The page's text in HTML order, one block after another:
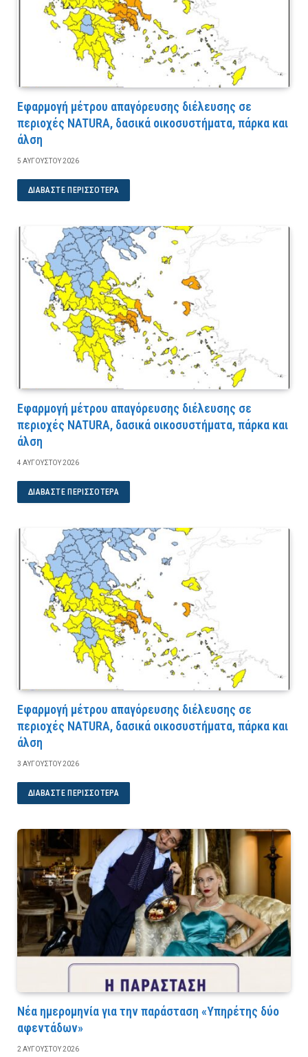
Εφαρμογή μέτρου απαγόρευσης διέλευσης σε
περιοχές NATURA, δασικά οικοσυστήματα, πάρκα και
άλση
5 ΑΥΓΟΎΣΤΟΥ 2026
ΔΙΑΒΆΣΤΕ ΠΕΡΙΣΣΌΤΕΡΑ
Εφαρμογή μέτρου απαγόρευσης διέλευσης σε
περιοχές NATURA, δασικά οικοσυστήματα, πάρκα και
άλση
4 ΑΥΓΟΎΣΤΟΥ 2026
ΔΙΑΒΆΣΤΕ ΠΕΡΙΣΣΌΤΕΡΑ
Εφαρμογή μέτρου απαγόρευσης διέλευσης σε
περιοχές NATURA, δασικά οικοσυστήματα, πάρκα και
άλση
3 ΑΥΓΟΎΣΤΟΥ 2026
ΔΙΑΒΆΣΤΕ ΠΕΡΙΣΣΌΤΕΡΑ
Νέα ημερομηνία για την παράσταση «Υπηρέτης δύο
αφεντάδων»
2 ΑΥΓΟΎΣΤΟΥ 2026